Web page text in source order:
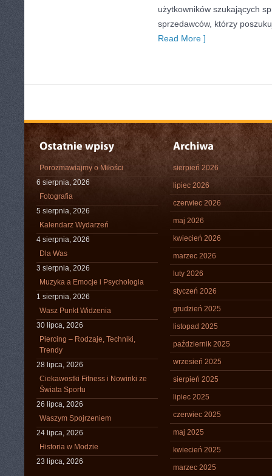
użytkowników szukających
sprzedawców, którzy
Read More ]
Porozmawiajmy o Miłości
6 sierpnia, 2026
Fotografia
5 sierpnia, 2026
Kalendarz Wydarzeń
4 sierpnia, 2026
Dla Was
3 sierpnia, 2026
Muzyka a Emocje i Psychologia
1 sierpnia, 2026
Wasz Punkt Widzenia
30 lipca, 2026
Piercing – Rodzaje, Techniki,
Trendy
28 lipca, 2026
Ciekawostki Fitness i Nowinki ze
Świata Sportu
26 lipca, 2026
Waszym Spojrzeniem
24 lipca, 2026
Historia w Modzie
23 lipca, 2026
sierpień 2026
lipiec 2026
czerwiec 2026
maj 2026
kwiecień 2026
marzec 2026
luty 2026
styczeń 2026
grudzień 2025
listopad 2025
październik 2025
wrzesień 2025
sierpień 2025
lipiec 2025
czerwiec 2025
maj 2025
kwiecień 2025
marzec 2025